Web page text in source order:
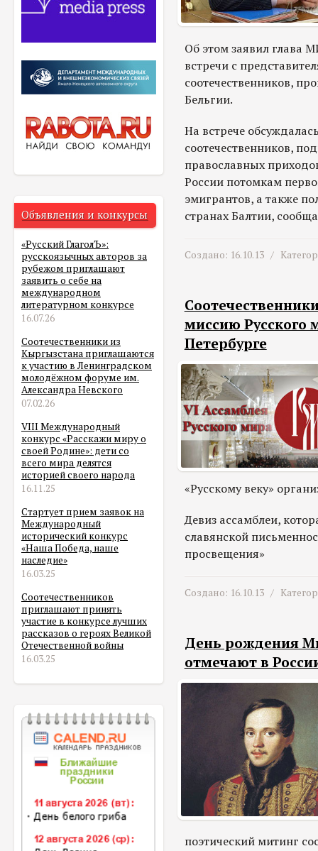
Объявления и конкурсы
«Русский ГлаголЪ»:
русскоязычных авторов за
рубежом приглашают
заявить о себе на
международном
литературном конкурсе
16.07.26
Соотечественники из
Кыргызстана приглашаются
к участию в Ленинградском
молодёжном форуме им.
Александра Невского
07.02.26
VIII Международный
конкурс «Расскажи миру о
своей Родине»: дети со
всего мира делятся
историей своего народа
16.11.25
Стартует прием заявок на
Международный
исторический конкурс
«Наша Победа, наше
наследие»
16.03.25
Соотечественников
приглашают принять
участие в конкурсе лучших
рассказов о героях Великой
Отечественной войны
16.03.25
Об этом заявил глава
встречи с
соотечественников,
Бельгии.
На встрече
соотечественников,
православных
России потомкам
эмигрантов, а также
странах Балтии,
Создано: 16.10.13 /
миссию Русского
Петербурге
«Русскому веку»
Девиз ассамблеи,
славянской
просвещения»
Создано: 16.10.13 /
День рождения
отмечают в
поэтический митинг